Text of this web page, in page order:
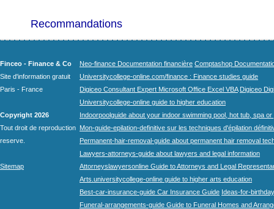
Recommandations
Finceo - Finance & Co
Site d'information gratuit
Paris - France
Copyright 2026
Tout droit de reproduction
reserve.
Sitemap
Neo-finance Documentation financière Comptashop
Universitycollege-online.com/finance : Finance studies guide
Digiceo Consultant Expert Microsoft Office Excel VBA Digiceo
Universitycollege-online guide to higher education
Indoorpoolguide about your indoor swimming pool, hot tub, spa
Mon-guide-epilation-definitive sur les techniques d'épilation
Permanent-hair-removal-guide about permanent hair removal
Lawyers-attorneys-guide about lawyers and legal information
Attorneyslawyersonline Guide to Attorneys and Legal
Arts.universitycollege-online guide to higher arts education
Best-car-insurance-guide Car Insurance Guide Ideas-for-
Funeral-arrangements-guide Guide to Funeral Homes and